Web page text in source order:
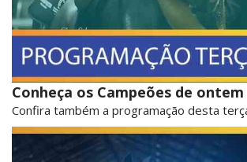
Conheça os Campeões de ontem
Confira também a programação desta